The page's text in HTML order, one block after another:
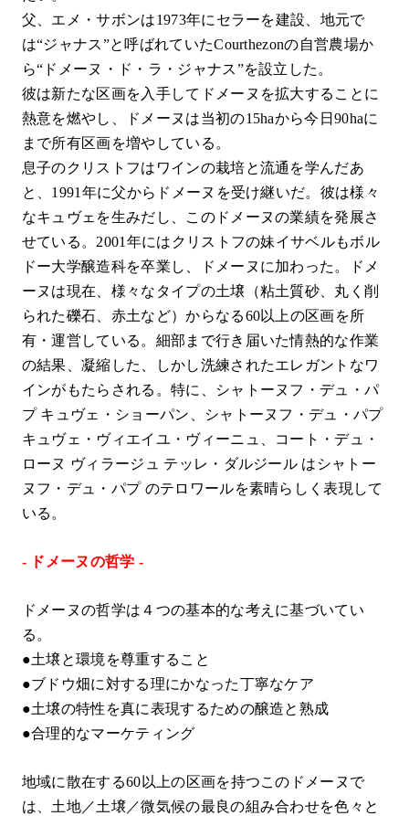
父、エメ・サボンは1973年にセラーを建設、地元で
は“ジャナス”と呼ばれていたCourthezonの自営農場か
ら“ドメーヌ・ド・ラ・ジャナス”を設立した。
彼は新たな区画を入手してドメーヌを拡大することに
熱意を燃やし、ドメーヌは当初の15haから今日90haに
まで所有区画を増やしている。
息子のクリストフはワインの栽培と流通を学んだあ
と、1991年に父からドメーヌを受け継いだ。彼は様々
なキュヴェを生みだし、このドメーヌの業績を発展さ
せている。2001年にはクリストフの妹イサベルもボル
ドー大学醸造科を卒業し、ドメーヌに加わった。ドメ
ーヌは現在、様々なタイプの土壌（粘土質砂、丸く削
られた礫石、赤土など）からなる60以上の区画を所
有・運営している。細部まで行き届いた情熱的な作業
の結果、凝縮した、しかし洗練されたエレガントなワ
インがもたらされる。特に、シャトーヌフ・デュ・パ
プ キュヴェ・ショーパン、シャトーヌフ・デュ・パプ
キュヴェ・ヴィエイユ・ヴィーニュ、コート・デュ・
ローヌ ヴィラージュ テッレ・ダルジール はシャトー
ヌフ・デュ・パプ のテロワールを素晴らしく表現して
いる。
- ドメーヌの哲学 -
ドメーヌの哲学は４つの基本的な考えに基づいてい
る。
●土壌と環境を尊重すること
●ブドウ畑に対する理にかなった丁寧なケア
●土壌の特性を真に表現するための醸造と熟成
●合理的なマーケティング
地域に散在する60以上の区画を持つこのドメーヌで
は、土地／土壌／微気候の最良の組み合わせを色々と